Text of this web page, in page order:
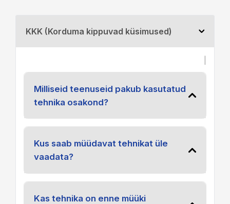
KKK (Korduma kippuvad küsimused)
Milliseid teenuseid pakub kasutatud
tehnika osakond?
Kus saab müüdavat tehnikat üle
vaadata?
Kas tehnika on enne müüki